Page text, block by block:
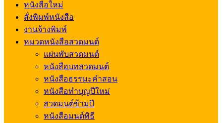
หนังสือใหม่
สั่งพิมพ์หนังสือ
งานจ้างพิมพ์
หมวดหนังสือสวดมนต์
แผ่นพับสวดมนต์
หนังสือบทสวดมนต์
หนังสือธรรมะคำสอน
หนังสือทำบุญปีใหม่
สวดมนต์ข้ามปี
หนังสือมนต์พิธี